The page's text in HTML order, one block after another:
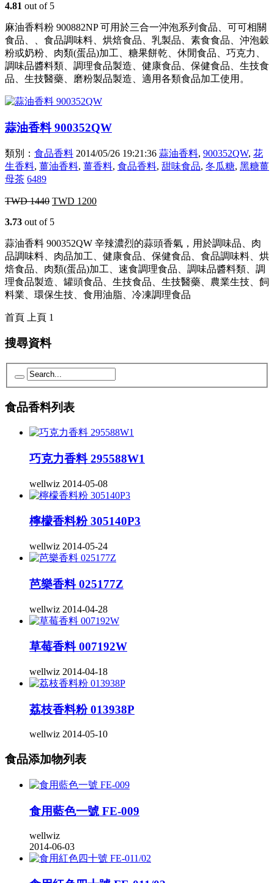
4.81 out of 5
麻油香料粉 900882NP 可用於三合一沖泡系列食品、可可相關
食品、、食品調味料、烘焙食品、乳製品、素食食品、沖泡穀
粉或奶粉、肉類(蛋品)加工、糖果餅乾、休閒食品、巧克力、
調味品醬料類、調理食品製造、健康食品、保健食品、生技食
品、生技醫藥、磨粉製品製造、適用各類食品加工使用。
蒜油香料 900352QW
類別： 食品香料 2014/05/26 19:21:36 蒜油香料, 900352QW, 花
生香料, 薑油香料, 薑香料, 食品香料, 甜味食品, 冬瓜糖, 黑糖薑
母茶 6489
TWD1440 TWD 1200
3.73 out of 5
蒜油香料 900352QW 辛辣濃烈的蒜頭香氣，用於調味品、肉
品調味料、肉品加工、健康食品、保健食品、食品調味料、烘
焙食品、肉類(蛋品)加工、速食調理食品、調味品醬料類、調
理食品製造、罐頭食品、生技食品、生技醫藥、農業生技、飼
料業、環保生技、食用油脂、冷凍調理食品
首頁 上頁 1
搜尋資料
食品香料列表
巧克力香料 295588W1
wellwiz 2014-05-08
檸檬香料粉 305140P3
wellwiz 2014-05-24
芭樂香料 025177Z
wellwiz 2014-04-28
草莓香料 007192W
wellwiz 2014-04-18
荔枝香料粉 013938P
wellwiz 2014-05-10
食品添加物列表
食用藍色一號 FE-009
wellwiz
2014-06-03